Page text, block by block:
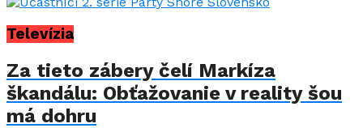
Televízia
Za tieto zábery čelí Markíza
škandálu: Obťažovanie v reality šou
má dohru